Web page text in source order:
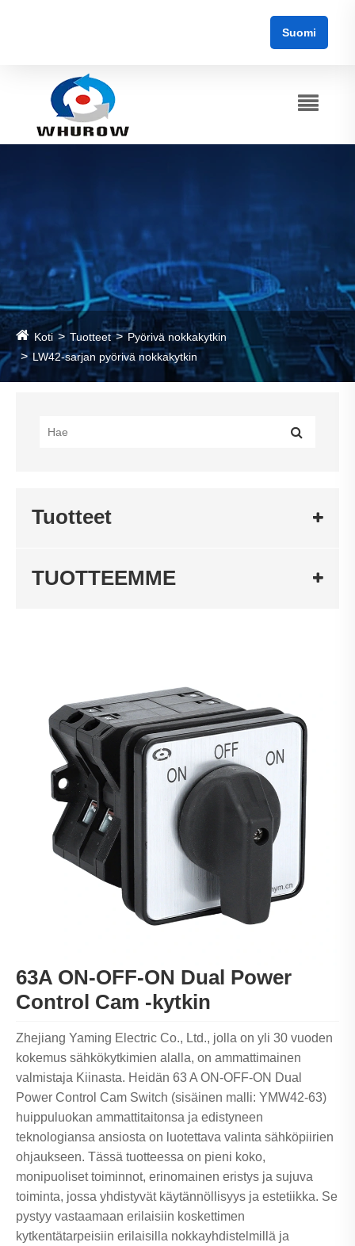
Suomi
Koti Tuotteet
Pyörivä nokkakytkin
LW42-sarjan pyörivä nokkakytkin
Tuotteet
TUOTTEEMME
63A ON-OFF-ON Dual Power
Control Cam -kytkin
Zhejiang Yaming Electric Co., Ltd., jolla on yli 30 vuoden
kokemus sähkökytkimien alalla, on ammattimainen
valmistaja Kiinasta. Heidän 63 A ON-OFF-ON Dual
Power Control Cam Switch (sisäinen malli: YMW42-63)
huippuluokan ammattitaitonsa ja edistyneen
teknologiansa ansiosta on luotettava valinta sähköpiirien
ohjaukseen. Tässä tuotteessa on pieni koko,
monipuoliset toiminnot, erinomainen eristys ja sujuva
toiminta, jossa yhdistyvät käytännöllisyys ja estetiikka. Se
pystyy vastaamaan erilaisiin koskettimen
kytkentätarpeisiin erilaisilla nokkayhdistelmillä ja